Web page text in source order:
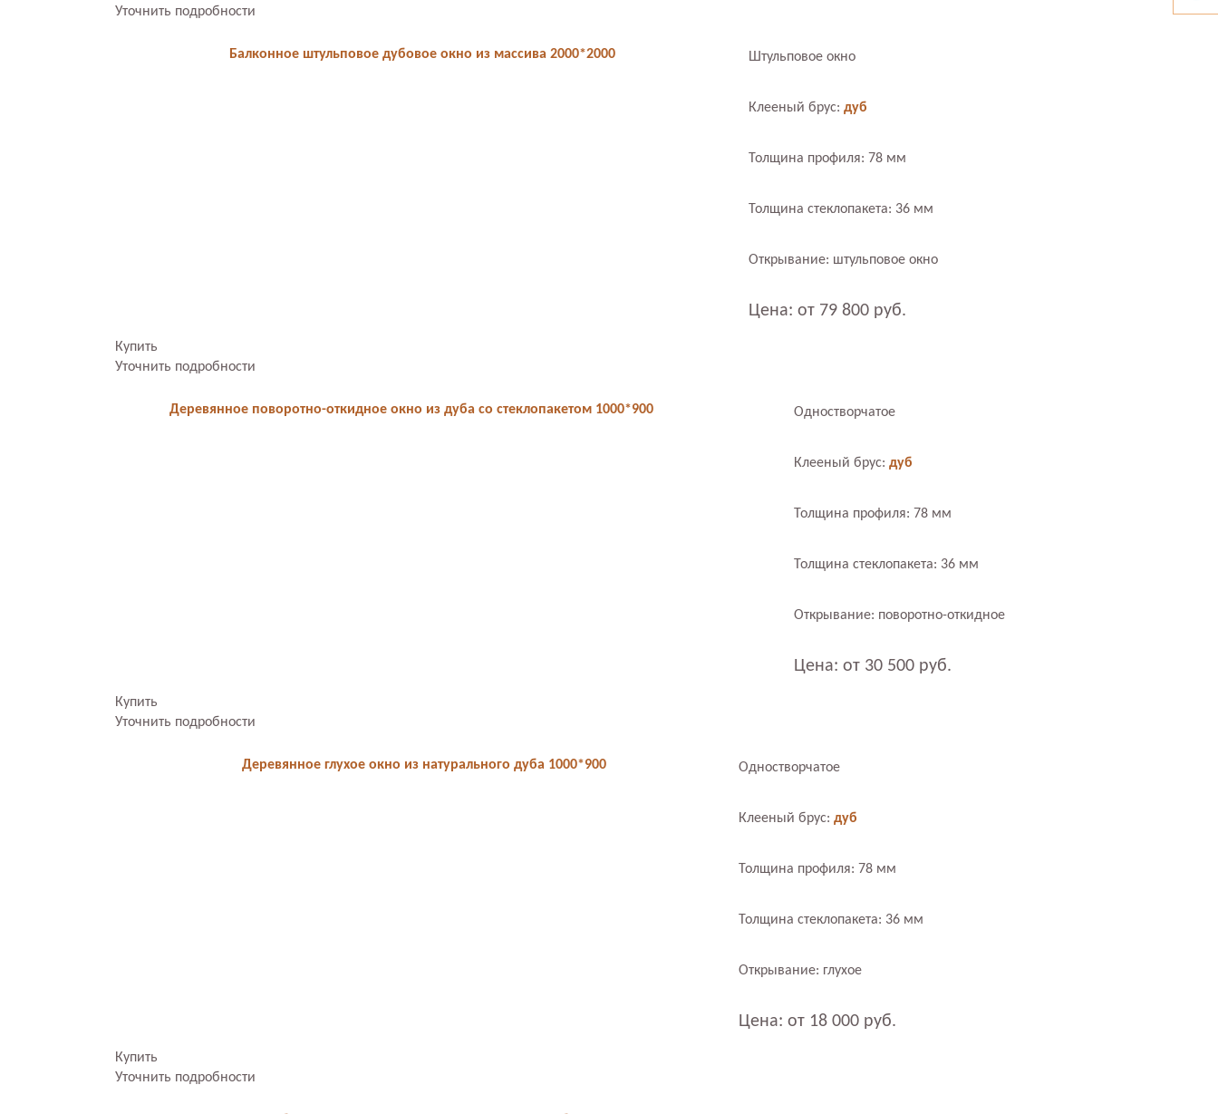
Уточнить подробности
Балконное штульповое дубовое окно из массива 2000*2000 Штульповое окно
Клееный брус:дуб
Толщина профиля: 78 мм
Толщина стеклопакета: 36 мм
Открывание: штульповое окно
Цена: от 79 800 руб.
Купить
Уточнить подробности
Деревянное поворотно-откидное окно из дуба со стеклопакетом 1000*900 Одностворчатое
Клееный брус:дуб
Толщина профиля: 78 мм
Толщина стеклопакета: 36 мм
Открывание: поворотно-откидное
Цена: от 30 500 руб.
Купить
Уточнить подробности
Деревянное глухое окно из натурального дуба 1000*900 Одностворчатое
Клееный брус: дуб
Толщина профиля: 78 мм
Толщина стеклопакета: 36 мм
Открывание: глухое
Цена: от 18 000 руб.
Купить
Уточнить подробности